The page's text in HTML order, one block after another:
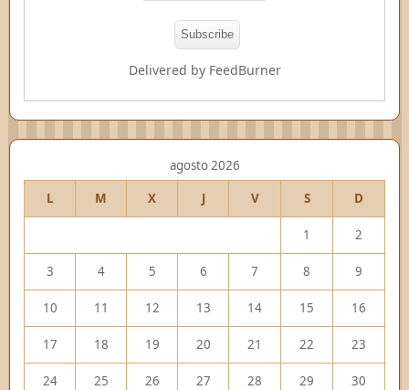
Delivered by FeedBurner
agosto 2026
L
M X J V S D
1 2
3 4 5 6 7 8 9
10 11 12 13 14 15 16
17 18 19 20 21 22 23
24 25 26 27 28 29 30